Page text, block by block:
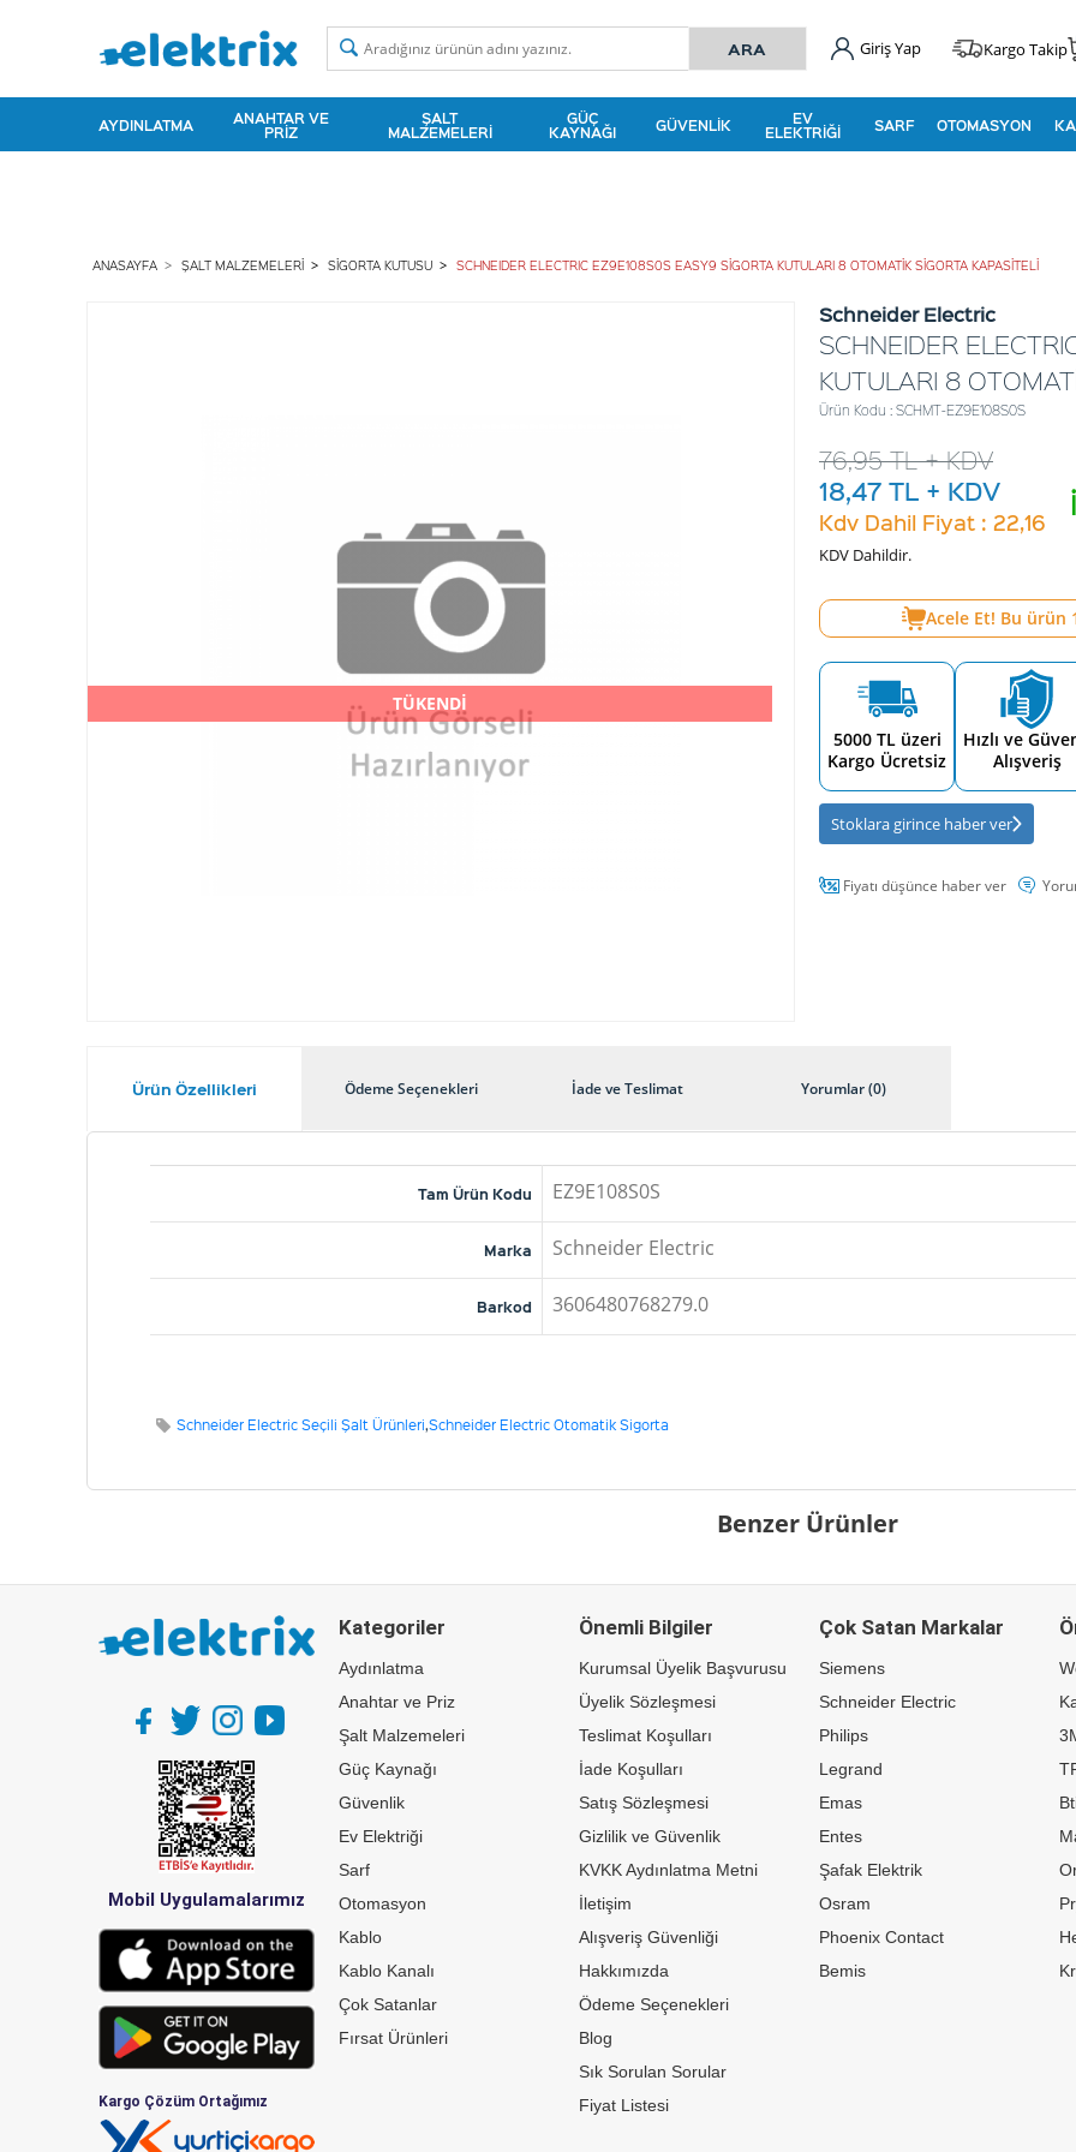
Giriş Yap Kargo Takip
AYDINLATMA ANAHTAR VE
PRIZ
ŞALT
MALZEMELERI
GÜÇ
KAYNAĞI GÜVENLIK EV
ELEKTRIĞI SARF OTOMASYON
ANASAYFA ŞALT MALZEMELERI SIGORTA KUTUSU SCHNEIDER ELECTRIC EZ9E108S0S EASY9 SİGORTA KUTULARI 8 OTOMATİK SİGORTA KAPASİTELİ
TÜKENDİ
Schneider Electric
SCHNEIDER
KUTULARI 8
Ürün Kodu : SCHMT-EZ9E108S0S
76,95TL + KDV
18,47 TL + KDV
Kdv Dahil Fiyat : 22,16
KDV Dahildir.
Acele Et! Bu ürün
5000 TL üzeri
Kargo Ücretsiz
Hızlı ve
Alışveriş
Stoklara girince haber ver
Fiyatı düşünce haber ver
Ürün Özellikleri Ödeme Seçenekleri İade ve Teslimat Yorumlar (0)
Tam Ürün Kodu EZ9E108S0S
Marka Schneider Electric
Barkod 3606480768279.0
Schneider Electric Seçili Şalt Ürünleri,Schneider Electric Otomatik Sigorta
Benzer Ürünler
Mobil Uygulamalarımız
Kargo Çözüm Ortağımız
Kategoriler
Aydınlatma
Anahtar ve Priz
Şalt Malzemeleri
Güç Kaynağı
Güvenlik
Ev Elektriği
Sarf
Otomasyon
Kablo
Kablo Kanalı
Çok Satanlar
Fırsat Ürünleri
Önemli Bilgiler
Kurumsal Üyelik Başvurusu
Üyelik Sözleşmesi
Teslimat Koşulları
İade Koşulları
Satış Sözleşmesi
Gizlilik ve Güvenlik
KVKK Aydınlatma Metni
İletişim
Alışveriş Güvenliği
Hakkımızda
Ödeme Seçenekleri
Blog
Sık Sorulan Sorular
Fiyat Listesi
Çok Satan Markalar
Siemens
Schneider Electric
Philips
Legrand
Emas
Entes
Şafak Elektrik
Osram
Phoenix Contact
Bemis